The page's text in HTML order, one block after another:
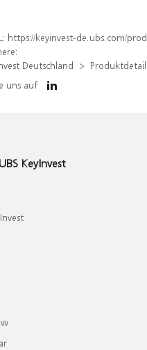
https://keyinvest-de.ubs.com/produkt/detail/index/isin/DE000WA7TLX5
Deutschland
Produktdetail
uns auf
KeyInvest